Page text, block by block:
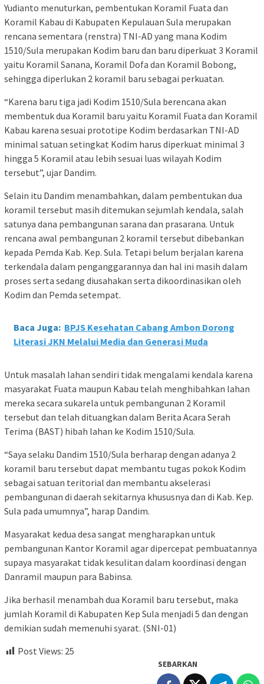
Yudianto menuturkan, pembentukan Koramil Fuata dan
Koramil Kabau di Kabupaten Kepulauan Sula merupakan
rencana sementara (renstra) TNI-AD yang mana Kodim
1510/Sula merupakan Kodim baru dan baru diperkuat 3 Koramil
yaitu Koramil Sanana, Koramil Dofa dan Koramil Bobong,
sehingga diperlukan 2 koramil baru sebagai perkuatan.
“Karena baru tiga jadi Kodim 1510/Sula berencana akan
membentuk dua Koramil baru yaitu Koramil Fuata dan Koramil
Kabau karena sesuai prototipe Kodim berdasarkan TNI-AD
minimal satuan setingkat Kodim harus diperkuat minimal 3
hingga 5 Koramil atau lebih sesuai luas wilayah Kodim
tersebut”, ujar Dandim.
Selain itu Dandim menambahkan, dalam pembentukan dua
koramil tersebut masih ditemukan sejumlah kendala, salah
satunya dana pembangunan sarana dan prasarana. Untuk
rencana awal pembangunan 2 koramil tersebut dibebankan
kepada Pemda Kab. Kep. Sula. Tetapi belum berjalan karena
terkendala dalam penganggarannya dan hal ini masih dalam
proses serta sedang diusahakan serta dikoordinasikan oleh
Kodim dan Pemda setempat.
Baca Juga: BPJS Kesehatan Cabang Ambon Dorong
Literasi JKN Melalui Media dan Generasi Muda
Untuk masalah lahan sendiri tidak mengalami kendala karena
masyarakat Fuata maupun Kabau telah menghibahkan lahan
mereka secara sukarela untuk pembangunan 2 Koramil
tersebut dan telah dituangkan dalam Berita Acara Serah
Terima (BAST) hibah lahan ke Kodim 1510/Sula.
“Saya selaku Dandim 1510/Sula berharap dengan adanya 2
koramil baru tersebut dapat membantu tugas pokok Kodim
sebagai satuan teritorial dan membantu akselerasi
pembangunan di daerah sekitarnya khususnya dan di Kab. Kep.
Sula pada umumnya”, harap Dandim.
Masyarakat kedua desa sangat mengharapkan untuk
pembangunan Kantor Koramil agar dipercepat pembuatannya
supaya masyarakat tidak kesulitan dalam koordinasi dengan
Danramil maupun para Babinsa.
Jika berhasil menambah dua Koramil baru tersebut, maka
jumlah Koramil di Kabupaten Kep Sula menjadi 5 dan dengan
demikian sudah memenuhi syarat. (SNI-01)
Post Views: 25
SEBARKAN